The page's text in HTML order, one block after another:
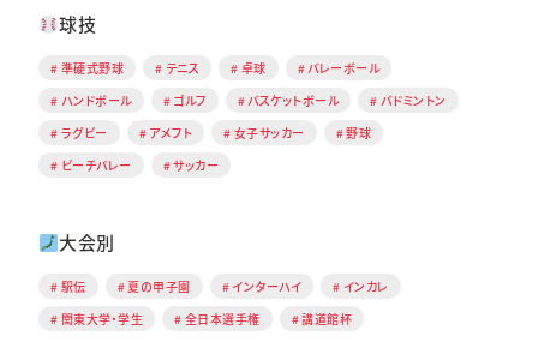
球技
準硬式野球 テニス 卓球
バレーボール
ハンドボール
ゴルフ バスケットボール
バドミントン
ラグビー
アメフト 女子サッカー
野球
ビーチバレー
サッカー
大会別
駅伝 夏の甲子園 インターハイ
インカレ
関東大学・学生
全日本選手権 講道館杯